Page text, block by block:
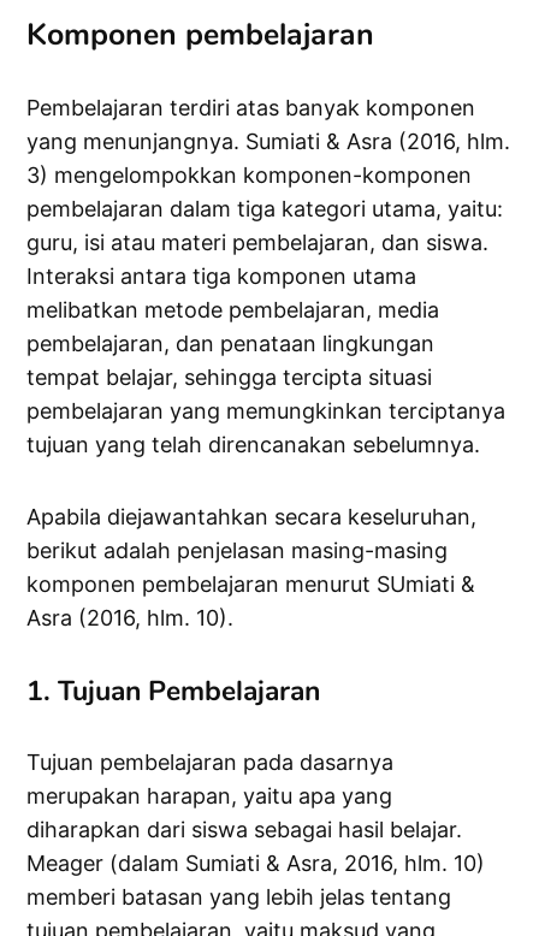
Komponen pembelajaran
Pembelajaran terdiri atas banyak komponen
yang menunjangnya. Sumiati & Asra (2016, hlm.
3) mengelompokkan komponen-komponen
pembelajaran dalam tiga kategori utama, yaitu:
guru, isi atau materi pembelajaran, dan siswa.
Interaksi antara tiga komponen utama
melibatkan metode pembelajaran, media
pembelajaran, dan penataan lingkungan
tempat belajar, sehingga tercipta situasi
pembelajaran yang memungkinkan terciptanya
tujuan yang telah direncanakan sebelumnya.
Apabila diejawantahkan secara keseluruhan,
berikut adalah penjelasan masing-masing
komponen pembelajaran menurut SUmiati &
Asra (2016, hlm. 10).
1. Tujuan Pembelajaran
Tujuan pembelajaran pada dasarnya
merupakan harapan, yaitu apa yang
diharapkan dari siswa sebagai hasil belajar.
Meager (dalam Sumiati & Asra, 2016, hlm. 10)
memberi batasan yang lebih jelas tentang
tujuan pembelajaran, yaitu maksud yang